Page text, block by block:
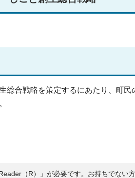
総合戦略を策定するにあたり、町
（R）」が必要です。お持ちでない